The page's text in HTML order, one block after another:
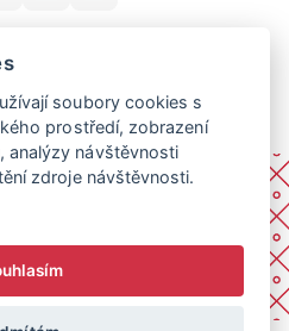
soubory cookies s
prostředí, zobrazení
analýzy návštěvnosti
zdroje návštěvnosti.